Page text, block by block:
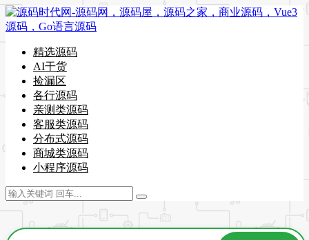
精选源码
AI干货
捡漏区
各行源码
亲测类源码
客服类源码
分布式源码
商城类源码
小程序源码